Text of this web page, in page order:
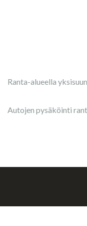
Ranta-alueella
Autojen pysäköinti